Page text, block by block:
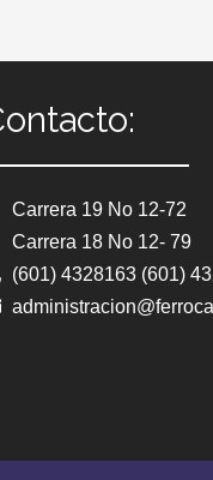
Carrera 19 No 12-72
Carrera 18 No 12- 79
(601) 4328163 (601)